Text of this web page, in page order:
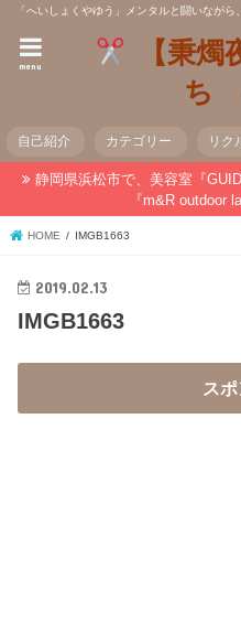
「へいしょくやゆう」メンタルと闘いなが
【秉燭
ち
menu
自己紹介 カテゴリー リク
静岡県浜松市で、美容室『
『m&R outdoor
HOME IMGB1663
2019.02.13
IMGB1663
ス